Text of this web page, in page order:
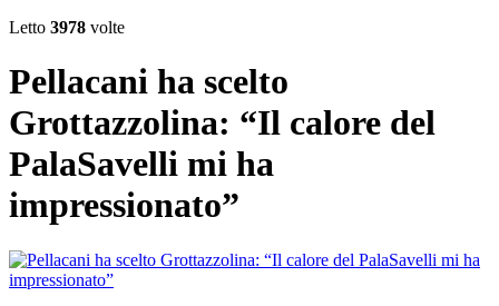
Letto 3978 volte
Pellacani ha scelto
Grottazzolina: “Il calore del
PalaSavelli mi ha
impressionato”